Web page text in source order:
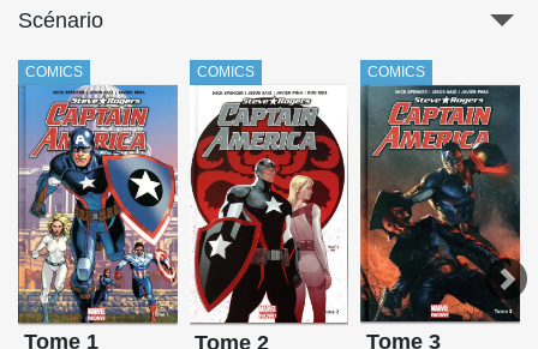
Scénario
COMICS
Tome 1
COMICS
Tome 2
COMICS
Tome 3